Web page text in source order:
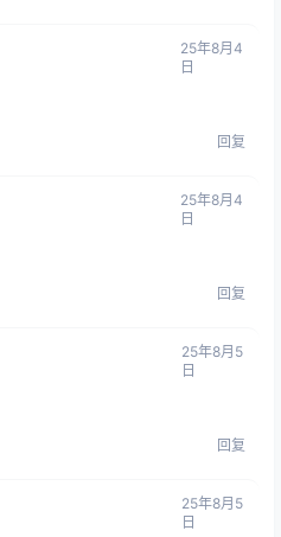
25年8月4
日
回复
25年8月4
日
回复
25年8月5
日
回复
25年8月5
日